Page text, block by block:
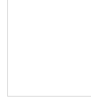
brindarte confort en cada